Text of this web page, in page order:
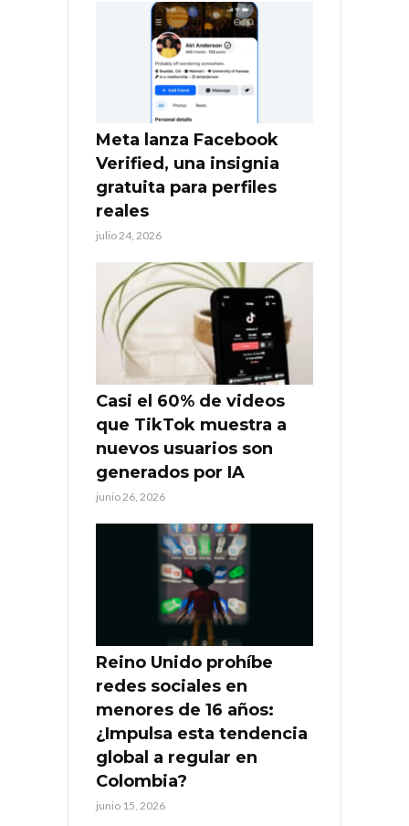
Meta lanza Facebook
Verified, una insignia
gratuita para perfiles
reales
julio 24, 2026
Casi el 60% de videos
que TikTok muestra a
nuevos usuarios son
generados por IA
junio 26, 2026
Reino Unido prohíbe
redes sociales en
menores de 16 años:
¿Impulsa esta tendencia
global a regular en
Colombia?
junio 15, 2026